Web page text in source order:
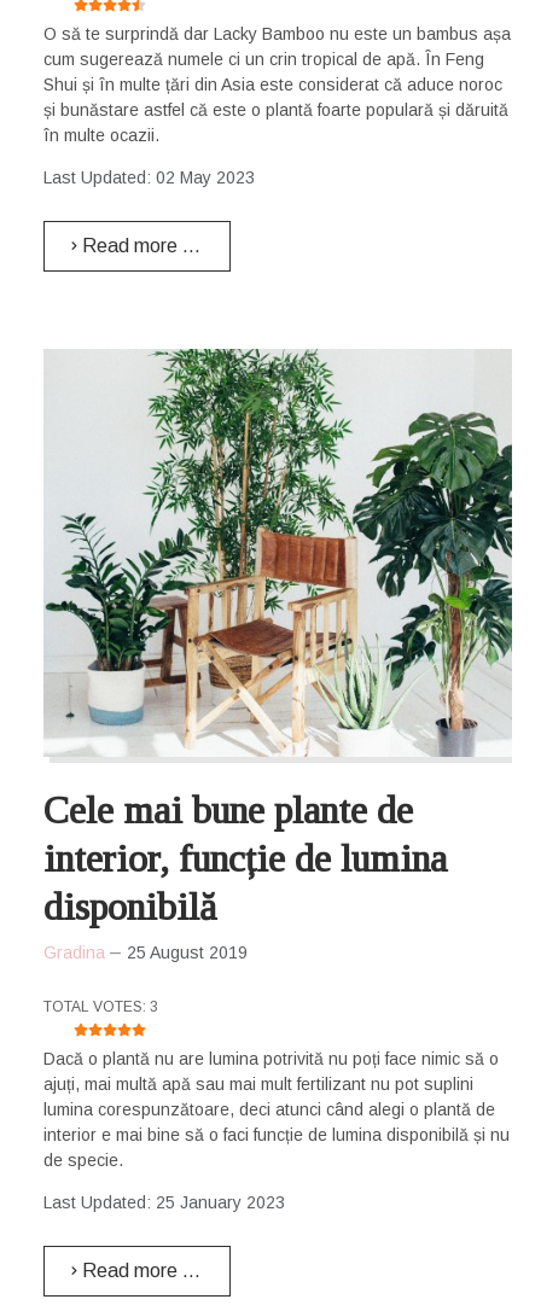
O să te surprindă dar Lacky Bamboo nu este un bambus așa
cum sugerează numele ci un crin tropical de apă. În Feng
Shui și în multe țări din Asia este considerat că aduce noroc
și bunăstare astfel că este o plantă foarte populară și dăruită
în multe ocazii.
Last Updated: 02 May 2023
Read more …
Cele mai bune plante de
interior, funcție de lumina
disponibilă
Gradina 25 August 2019
USER RATING: 5
TOTAL VOTES: 3
Dacă o plantă nu are lumina potrivită nu poți face nimic să o
ajuți, mai multă apă sau mai mult fertilizant nu pot suplini
lumina corespunzătoare, deci atunci când alegi o plantă de
interior e mai bine să o faci funcție de lumina disponibilă și nu
de specie.
Last Updated: 25 January 2023
Read more …